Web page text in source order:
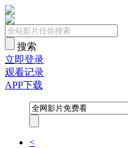
搜索
立即登录
观看记录
APP下载
<